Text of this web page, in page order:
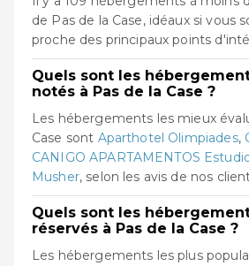
de Pas de la Case, idéaux si vous
proche des principaux points
Quels sont les
notés à Pas de la Case ?
Les hébergements les mieux
Case sont Aparthotel Olimpiades,
CANIGO APARTAMENTOS
Musher, selon les avis de nos
Quels sont les
réservés à Pas de la Case ?
Les hébergements les plus